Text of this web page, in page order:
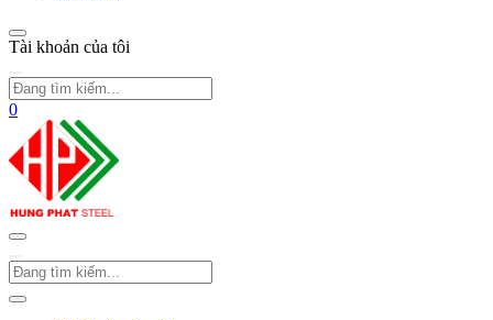
Tài khoản của tôi
0